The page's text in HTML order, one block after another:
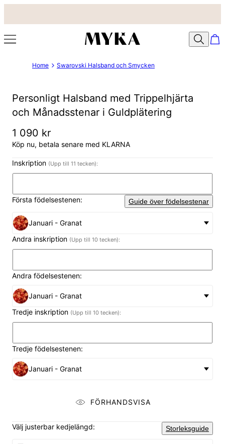
Home Swarovski Halsband och Smycken
Personligt Halsband med Trippelhjärta
och Månadsstenar i Guldplätering
1 090 kr
Köp nu, betala senare med KLARNA
Inskription (Upp till 11 tecken):
Första födelsestenen: Guide över födelsestenar
Januari - Granat
Andra inskription (Upp till 10 tecken):
Andra födelsestenen:
Januari - Granat
Tredje inskription (Upp till 10 tecken):
Tredje födelsestenen:
Januari - Granat
FÖRHANDSVISA
Välj justerbar kedjelängd: Storleksguide